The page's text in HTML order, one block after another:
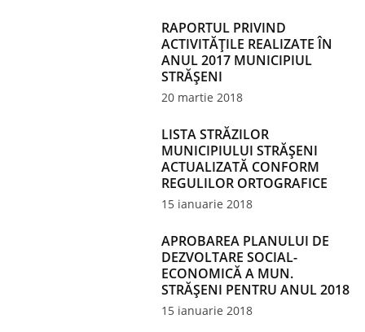
RAPORTUL PRIVIND
ACTIVITĂȚILE REALIZATE ÎN
ANUL 2017 MUNICIPIUL
STRĂȘENI
20 martie 2018
LISTA STRĂZILOR
MUNICIPIULUI STRĂŞENI
ACTUALIZATĂ CONFORM
REGULILOR ORTOGRAFICE
15 ianuarie 2018
APROBAREA PLANULUI DE
DEZVOLTARE SOCIAL-
ECONOMICĂ A MUN.
STRĂŞENI PENTRU ANUL 2018
15 ianuarie 2018